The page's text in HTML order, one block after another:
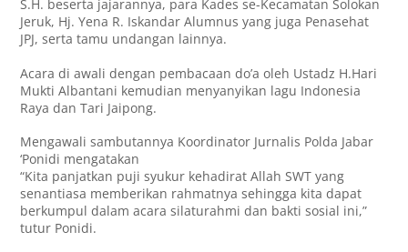
S.H. beserta jajarannya, para Kades se-Kecamatan Solokan
Jeruk, Hj. Yena R. Iskandar Alumnus yang juga Penasehat
JPJ, serta tamu undangan lainnya.
Acara di awali dengan pembacaan do’a oleh Ustadz H.Hari
Mukti Albantani kemudian menyanyikan lagu Indonesia
Raya dan Tari Jaipong.
Mengawali sambutannya Koordinator Jurnalis Polda Jabar
‘Ponidi mengatakan
“Kita panjatkan puji syukur kehadirat Allah SWT yang
senantiasa memberikan rahmatnya sehingga kita dapat
berkumpul dalam acara silaturahmi dan bakti sosial ini,”
tutur Ponidi.